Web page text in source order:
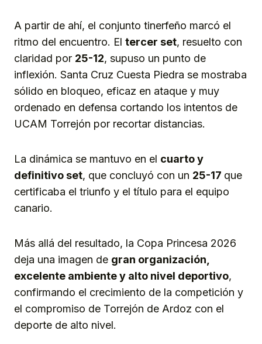
A partir de ahí, el conjunto tinerfeño marcó el
ritmo del encuentro. El tercer set, resuelto con
claridad por 25-12, supuso un punto de
inflexión. Santa Cruz Cuesta Piedra se mostraba
sólido en bloqueo, eficaz en ataque y muy
ordenado en defensa cortando los intentos de
UCAM Torrejón por recortar distancias.
La dinámica se mantuvo en el cuarto y
definitivo set, que concluyó con un 25-17 que
certificaba el triunfo y el título para el equipo
canario.
Más allá del resultado, la Copa Princesa 2026
deja una imagen de gran organización,
excelente ambiente y alto nivel deportivo,
confirmando el crecimiento de la competición y
el compromiso de Torrejón de Ardoz con el
deporte de alto nivel.